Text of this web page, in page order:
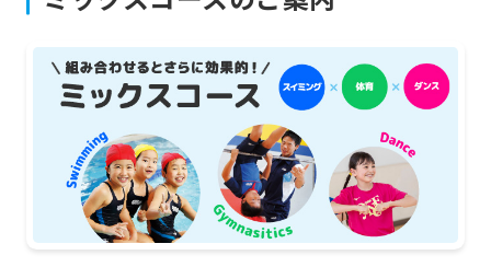
will
be
translated
mechanically,
so
it
may